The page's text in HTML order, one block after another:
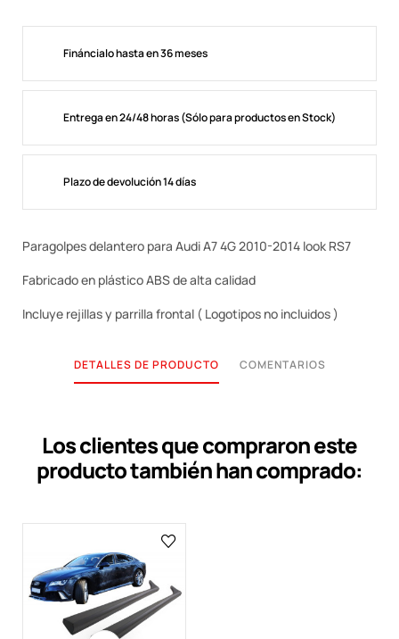
Fináncialo hasta en 36 meses
Entrega en 24/48 horas (Sólo para productos en Stock)
Plazo de devolución 14 días
Paragolpes delantero para Audi A7 4G 2010-2014 look RS7
Fabricado en plástico ABS de alta calidad
Incluye rejillas y parrilla frontal ( Logotipos no incluidos )
DETALLES DE PRODUCTO COMENTARIOS
Los clientes que compraron este
producto también han comprado: